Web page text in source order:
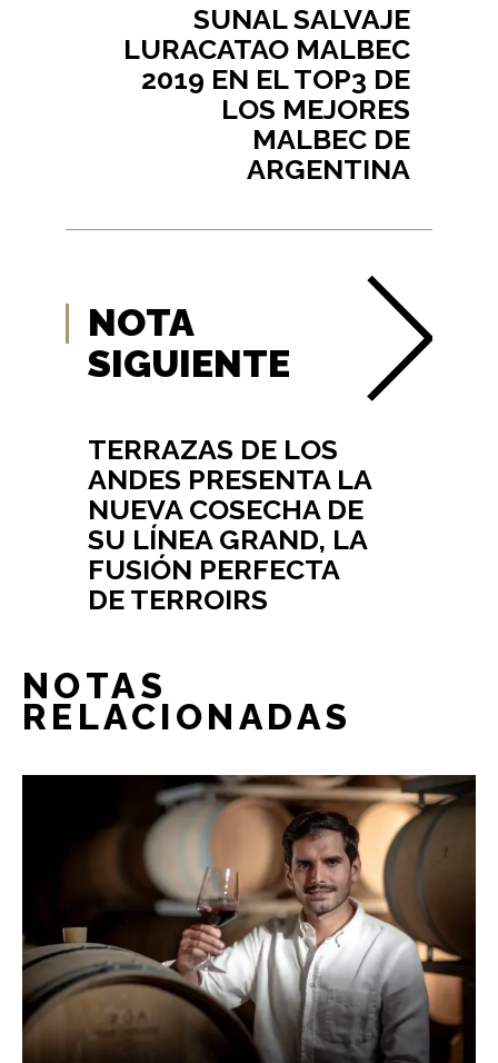
SUNAL SALVAJE
LURACATAO MALBEC
2019 EN EL TOP3 DE
LOS MEJORES
MALBEC DE
ARGENTINA
NOTA
SIGUIENTE
TERRAZAS DE LOS
ANDES PRESENTA LA
NUEVA COSECHA DE
SU LÍNEA GRAND, LA
FUSIÓN PERFECTA
DE TERROIRS
NOTAS
RELACIONADAS